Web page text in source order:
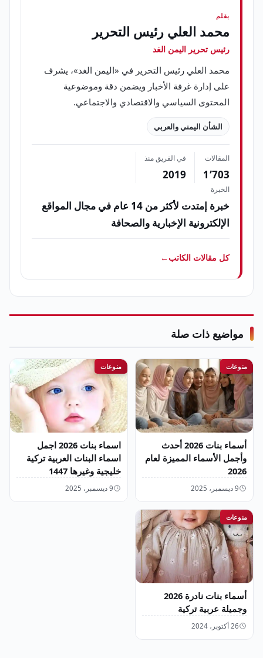
بقلم
محمد العلي رئيس التحرير
رئيس تحرير اليمن الغد
محمد العلي رئيس التحرير في «اليمن الغد»، يشرف
على إدارة غرفة الأخبار ويضمن دقة وموضوعية
المحتوى السياسي والاقتصادي والاجتماعي.
الشأن اليمني والعربي
المقالات
1٬703
في الفريق منذ
2019
الخبرة
خبرة إمتدت لأكثر من 14 عام في مجال المواقع
الإلكترونية الإخبارية والصحافة
كل مقالات الكاتب←
مواضيع ذات صلة
منوعات
أسماء بنات 2026 أحدث
وأجمل الأسماء المميزة لعام
2026
9 ديسمبر، 2025
منوعات
اسماء بنات 2026 اجمل
اسماء البنات العربية تركية
خليجية وغيرها 1447
9 ديسمبر، 2025
منوعات
أسماء بنات نادرة 2026
وجميلة عربية تركية
26 أكتوبر، 2024